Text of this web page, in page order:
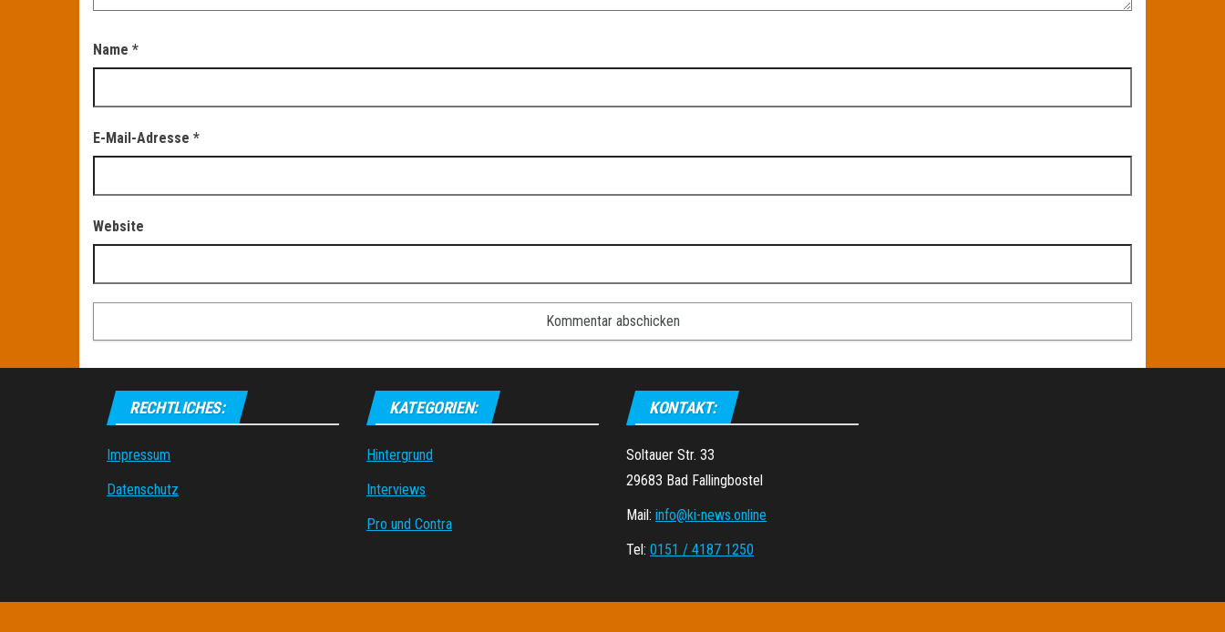
Name *
E-Mail-Adresse *
Website
RECHTLICHES:
Impressum
Datenschutz
KATEGORIEN:
Hintergrund
Interviews
Pro und Contra
KONTAKT:
Soltauer Str. 33
29683 Bad Fallingbostel
Mail: info@ki-news.online
Tel: 0151 / 4187 1250